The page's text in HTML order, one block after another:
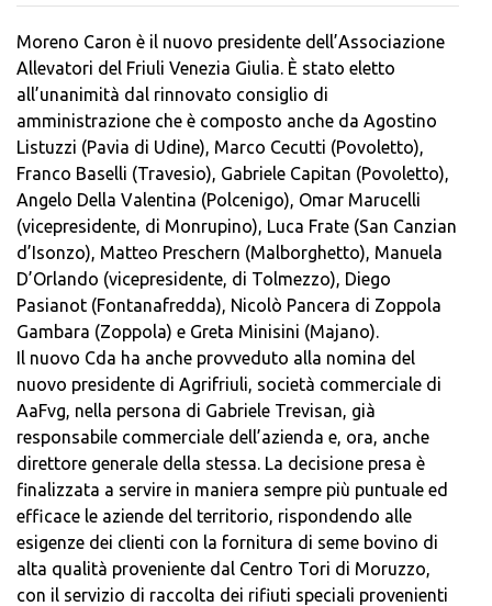
Moreno Caron è il nuovo presidente dell’Associazione
Allevatori del Friuli Venezia Giulia. È stato eletto
all’unanimità dal rinnovato consiglio di
amministrazione che è composto anche da Agostino
Listuzzi (Pavia di Udine), Marco Cecutti (Povoletto),
Franco Baselli (Travesio), Gabriele Capitan (Povoletto),
Angelo Della Valentina (Polcenigo), Omar Marucelli
(vicepresidente, di Monrupino), Luca Frate (San Canzian
d’Isonzo), Matteo Preschern (Malborghetto), Manuela
D’Orlando (vicepresidente, di Tolmezzo), Diego
Pasianot (Fontanafredda), Nicolò Pancera di Zoppola
Gambara (Zoppola) e Greta Minisini (Majano).
Il nuovo Cda ha anche provveduto alla nomina del
nuovo presidente di Agrifriuli, società commerciale di
AaFvg, nella persona di Gabriele Trevisan, già
responsabile commerciale dell’azienda e, ora, anche
direttore generale della stessa. La decisione presa è
finalizzata a servire in maniera sempre più puntuale ed
efficace le aziende del territorio, rispondendo alle
esigenze dei clienti con la fornitura di seme bovino di
alta qualità proveniente dal Centro Tori di Moruzzo,
con il servizio di raccolta dei rifiuti speciali provenienti